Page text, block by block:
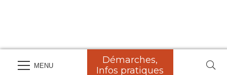
MENU
Démarches,
Infos pratiques